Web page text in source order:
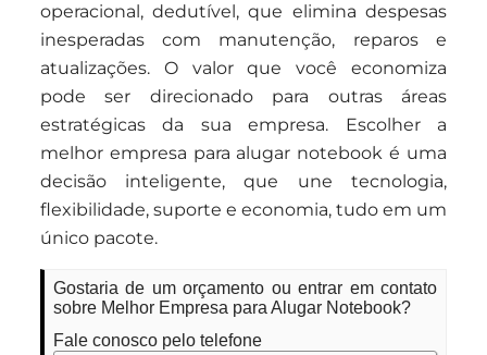
operacional, dedutível, que elimina despesas
inesperadas com manutenção, reparos e
atualizações. O valor que você economiza
pode ser direcionado para outras áreas
estratégicas da sua empresa. Escolher a
melhor empresa para alugar notebook é uma
decisão inteligente, que une tecnologia,
flexibilidade, suporte e economia, tudo em um
único pacote.
Gostaria de um orçamento ou entrar em contato
sobre Melhor Empresa para Alugar Notebook?
Fale conosco pelo telefone